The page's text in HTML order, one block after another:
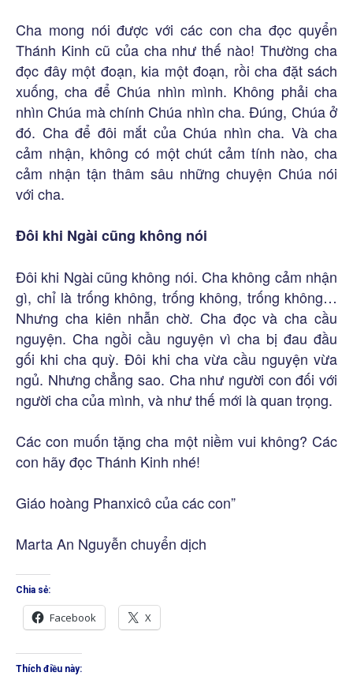
Cha mong nói được với các con cha đọc quyển
Thánh Kinh cũ của cha như thế nào! Thường cha
đọc đây một đoạn, kia một đoạn, rồi cha đặt sách
xuống, cha để Chúa nhìn mình. Không phải cha
nhìn Chúa mà chính Chúa nhìn cha. Đúng, Chúa ở
đó. Cha để đôi mắt của Chúa nhìn cha. Và cha
cảm nhận, không có một chút cảm tính nào, cha
cảm nhận tận thâm sâu những chuyện Chúa nói
với cha.
Đôi khi Ngài cũng không nói
Đôi khi Ngài cũng không nói. Cha không cảm nhận
gì, chỉ là trống không, trống không, trống không…
Nhưng cha kiên nhẫn chờ. Cha đọc và cha cầu
nguyện. Cha ngồi cầu nguyện vì cha bị đau đầu
gối khi cha quỳ. Đôi khi cha vừa cầu nguyện vừa
ngủ. Nhưng chẳng sao. Cha như người con đối với
người cha của mình, và như thế mới là quan trọng.
Các con muốn tặng cha một niềm vui không? Các
con hãy đọc Thánh Kinh nhé!
Giáo hoàng Phanxicô của các con”
Marta An Nguyễn chuyển dịch
Chia sẻ:
Facebook X
Thích điều này: